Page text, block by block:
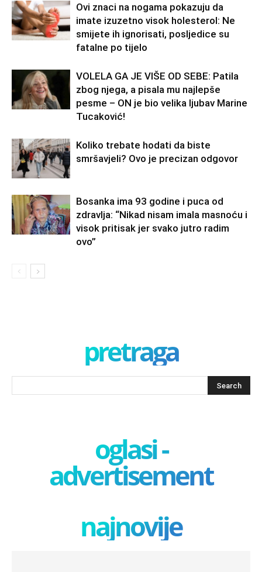
Ovi znaci na nogama pokazuju da
imate izuzetno visok holesterol: Ne
smijete ih ignorisati, posljedice su
fatalne po tijelo
VOLELA GA JE VIŠE OD SEBE: Patila
zbog njega, a pisala mu najlepše
pesme – ON je bio velika ljubav Marine
Tucaković!
Koliko trebate hodati da biste
smršavjeli? Ovo je precizan odgovor
Bosanka ima 93 godine i puca od
zdravlja: “Nikad nisam imala masnoću i
visok pritisak jer svako jutro radim
ovo”
pretraga
oglasi -
advertisement
najnovije